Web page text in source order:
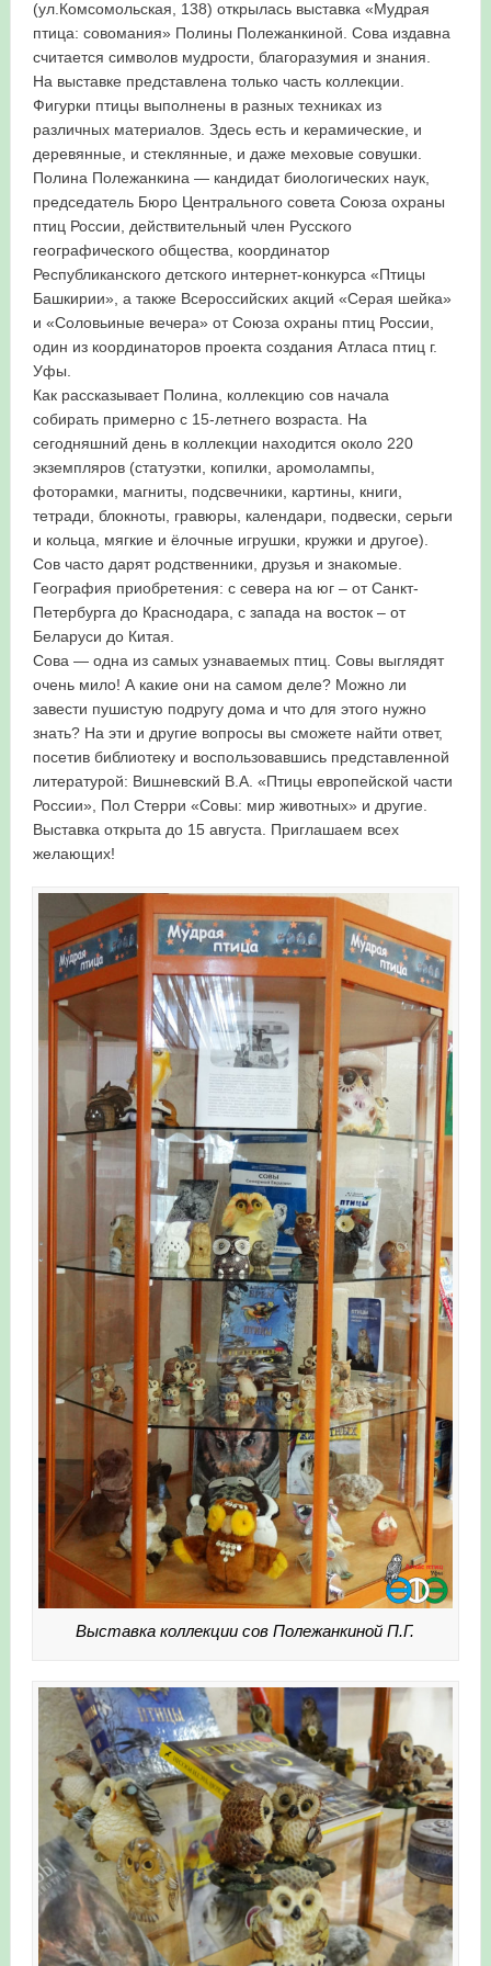
в Республике Башкортостан в 2026 году
(ул.Комсомольская, 138) открылась выставка «Мудрая
птица: совомания» Полины Полежанкиной. Сова издавна
считается символов мудрости, благоразумия и знания.
На выставке представлена только часть коллекции.
Фигурки птицы выполнены в разных техниках из
различных материалов. Здесь есть и керамические, и
деревянные, и стеклянные, и даже меховые совушки.
Полина Полежанкина — кандидат биологических наук,
председатель Бюро Центрального совета Союза охраны
птиц России, действительный член Русского
географического общества, координатор
Республиканского детского интернет-конкурса «Птицы
Башкирии», а также Всероссийских акций «Серая шейка»
и «Соловьиные вечера» от Союза охраны птиц России,
один из координаторов проекта создания Атласа птиц г.
Уфы.
Как рассказывает Полина, коллекцию сов начала
собирать примерно с 15-летнего возраста. На
сегодняшний день в коллекции находится около 220
экземпляров (статуэтки, копилки, аромолампы,
фоторамки, магниты, подсвечники, картины, книги,
тетради, блокноты, гравюры, календари, подвески, серьги
и кольца, мягкие и ёлочные игрушки, кружки и другое).
Сов часто дарят родственники, друзья и знакомые.
География приобретения: с севера на юг – от Санкт-
Петербурга до Краснодара, с запада на восток – от
Беларуси до Китая.
Сова — одна из самых узнаваемых птиц. Совы выглядят
очень мило! А какие они на самом деле? Можно ли
завести пушистую подругу дома и что для этого нужно
знать? На эти и другие вопросы вы сможете найти ответ,
посетив библиотеку и воспользовавшись представленной
литературой: Вишневский В.А. «Птицы европейской части
России», Пол Стерри «Совы: мир животных» и другие.
Выставка открыта до 15 августа. Приглашаем всех
желающих!
Выставка коллекции сов Полежанкиной П.Г.